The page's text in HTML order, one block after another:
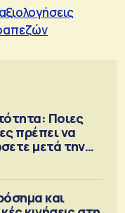
Ποιες
πρέπει να
μετά την
και